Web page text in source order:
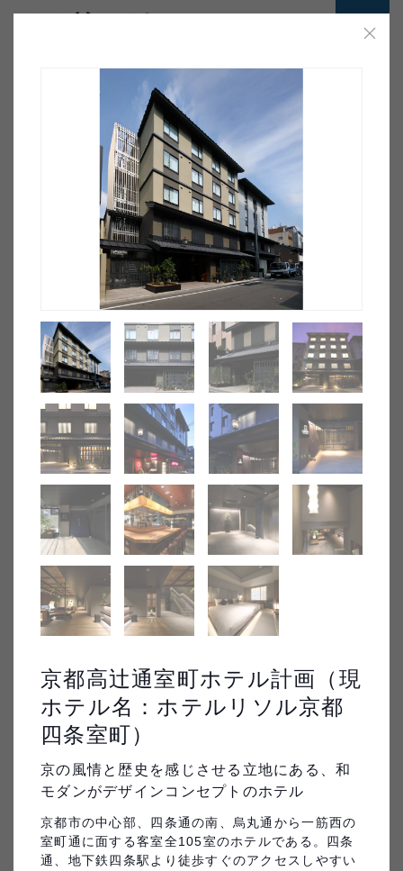
前田建設の実績
Projects
前田建設の実績
詳細条件
用途 エリア
年代 構造
受賞歴 すべてクリア
171件 絞り込み条件：なし
フレンシア青葉台 日東製網新事業所建設工事
歓宿縁ESHIKOTO
京都高辻通室町ホテル計画（現
ホテル名：ホテルリソル京都
四条室町）
京の風情と歴史を感じさせる立地にある、和
モダンがデザインコンセプトのホテル
京都市の中心部、四条通の南、烏丸通から一筋西の
室町通に面する客室全105室のホテルである。四条
通、地下鉄四条駅より徒歩すぐのアクセスしやすい